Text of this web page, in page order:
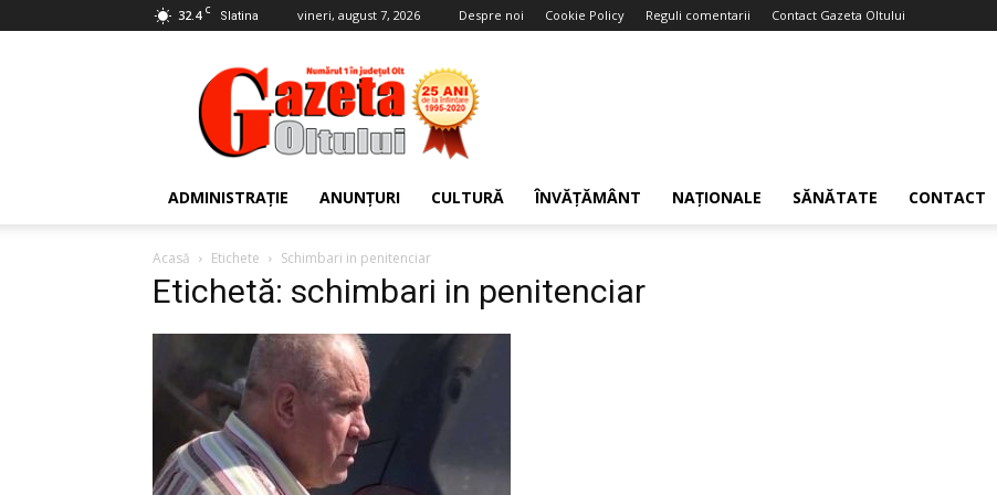
32.4 C Slatina vineri, august 7, 2026 Despre noi Cookie Policy Reguli comentarii Contact Gazeta Oltului
Gazeta
Oltului
ADMINISTRAȚIE ANUNȚURI CULTURĂ ÎNVĂȚĂMÂNT NAȚIONALE SĂNĂTATE CONTACT
Acasă Etichete Schimbari in penitenciar
Etichetă: schimbari in penitenciar